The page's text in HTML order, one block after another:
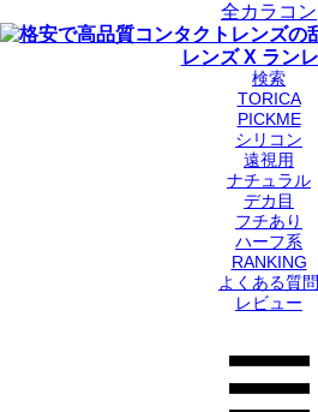
全カラコン
検索
TORICA
PICKME
シリコン
遠視用
ナチュラル
デカ目
フチあり
ハーフ系
RANKING
よくある質問
レビュー